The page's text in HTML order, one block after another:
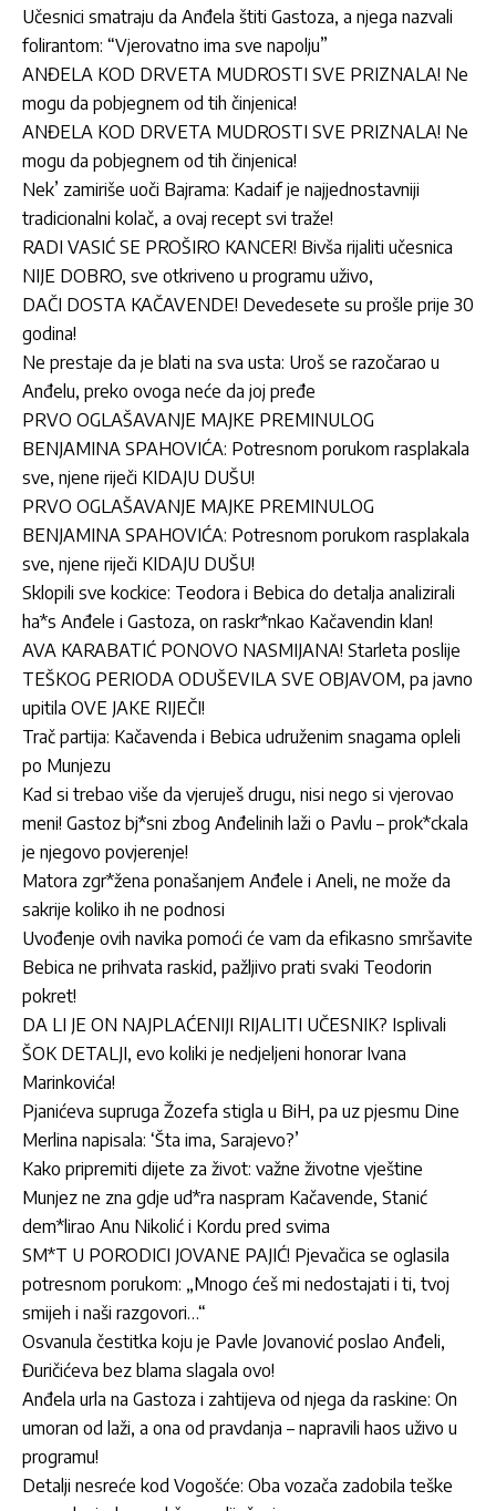
Učesnici smatraju da Anđela štiti Gastoza, a njega nazvali
folirantom: “Vjerovatno ima sve napolju”
ANĐELA KOD DRVETA MUDROSTI SVE PRIZNALA! Ne
mogu da pobjegnem od tih činjenica!
ANĐELA KOD DRVETA MUDROSTI SVE PRIZNALA! Ne
mogu da pobjegnem od tih činjenica!
Nek’ zamiriše uoči Bajrama: Kadaif je najjednostavniji
tradicionalni kolač, a ovaj recept svi traže!
RADI VASIĆ SE PROŠIRO KANCER! Bivša rijaliti učesnica
NIJE DOBRO, sve otkriveno u programu uživo,
DAČI DOSTA KAČAVENDE! Devedesete su prošle prije 30
godina!
Ne prestaje da je blati na sva usta: Uroš se razočarao u
Anđelu, preko ovoga neće da joj pređe
PRVO OGLAŠAVANJE MAJKE PREMINULOG
BENJAMINA SPAHOVIĆA: Potresnom porukom rasplakala
sve, njene riječi KIDAJU DUŠU!
PRVO OGLAŠAVANJE MAJKE PREMINULOG
BENJAMINA SPAHOVIĆA: Potresnom porukom rasplakala
sve, njene riječi KIDAJU DUŠU!
Sklopili sve kockice: Teodora i Bebica do detalja analizirali
ha*s Anđele i Gastoza, on raskr*nkao Kačavendin klan!
AVA KARABATIĆ PONOVO NASMIJANA! Starleta poslije
TEŠKOG PERIODA ODUŠEVILA SVE OBJAVOM, pa javno
upitila OVE JAKE RIJEČI!
Trač partija: Kačavenda i Bebica udruženim snagama opleli
po Munjezu
Kad si trebao više da vjeruješ drugu, nisi nego si vjerovao
meni! Gastoz bj*sni zbog Anđelinih laži o Pavlu – prok*ckala
je njegovo povjerenje!
Matora zgr*žena ponašanjem Anđele i Aneli, ne može da
sakrije koliko ih ne podnosi
Uvođenje ovih navika pomoći će vam da efikasno smršavite
Bebica ne prihvata raskid, pažljivo prati svaki Teodorin
pokret!
DA LI JE ON NAJPLAĆENIJI RIJALITI UČESNIK? Isplivali
ŠOK DETALJI, evo koliki je nedjeljeni honorar Ivana
Marinkovića!
Pjanićeva supruga Žozefa stigla u BiH, pa uz pjesmu Dine
Merlina napisala: ‘Šta ima, Sarajevo?’
Kako pripremiti dijete za život: važne životne vještine
Munjez ne zna gdje ud*ra naspram Kačavende, Stanić
dem*lirao Anu Nikolić i Kordu pred svima
SM*T U PORODICI JOVANE PAJIĆ! Pjevačica se oglasila
potresnom porukom: „Mnogo ćeš mi nedostajati i ti, tvoj
smijeh i naši razgovori…“
Osvanula čestitka koju je Pavle Jovanović poslao Anđeli,
Đuričićeva bez blama slagala ovo!
Anđela urla na Gastoza i zahtijeva od njega da raskine: On
umoran od laži, a ona od pravdanja – napravili haos uživo u
programu!
Detalji nesreće kod Vogošće: Oba vozača zadobila teške